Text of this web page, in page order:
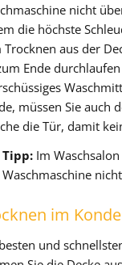
nicht
die höchste
Trocknen aus der
Ende
müssen Sie auch
die Tür, damit
Tipp: Im
Waschmaschine
im
und